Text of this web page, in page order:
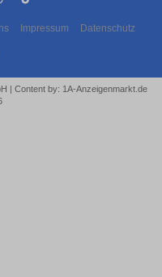
Impressum Datenschutz
| Content by: 1A-Anzeigenmarkt.de